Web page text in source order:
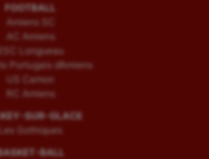
FOOTBALL
Amiens SC
AC Amiens
ESC Longueau
Portugais d’Amiens
US Camon
RC Amiens
SUR-GLACE
Les Gothiques
BALL